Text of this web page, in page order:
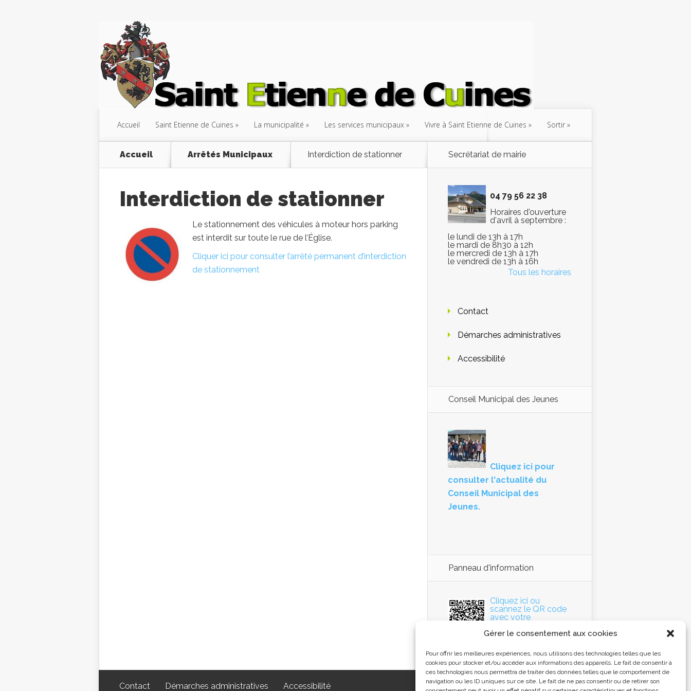
Gérer le consentement aux cookies
Pour offrir les meilleures expériences, nous utilisons des technologies telles que les
cookies pour stocker et/ou accéder aux informations des appareils. Le fait de consentir à
ces technologies nous permettra de traiter des données telles que le comportement de
navigation ou les ID uniques sur ce site. Le fait de ne pas consentir ou de retirer son
Accueil Saint Etienne de Cuines La municipalité Les services municipaux Vivre à Saint Etienne de Cuines Sortir
Accueil Arrêtés Municipaux Interdiction de stationner
Interdiction de stationner
Le stationnement des véhicules à moteur hors parking
est interdit sur toute le rue de l’Église.
Cliquer ici pour consulter l’arrêté permanent d’interdiction
de stationnement
Secrétariat de mairie
04 79 56 22 38
Horaires d'ouverture
d'avril à septembre :
le lundi de 13h à 17h
le mardi de 8h30 à 12h
le mercredi de 13h à 17h
le vendredi de 13h à 16h
Tous les horaires
Contact
Démarches administratives
Accessibilité
Conseil Municipal des Jeunes
Cliquez ici pour
consulter l'actualité du
Conseil Municipal des
Jeunes.
Panneau d'information
Cliquez ici ou
scannez le QR code
avec votre
accéder au panneau
commune.
Contact Démarches administratives Accessibilité